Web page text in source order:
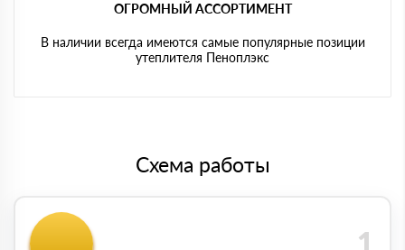
ОГРОМНЫЙ АССОРТИМЕНТ
В наличии всегда имеются самые популярные позиции
утеплителя Пеноплэкс
Схема работы